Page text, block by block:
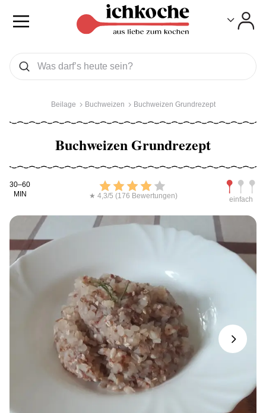
Was wollen Sie suchen
Suchen
Beilage Buchweizen Buchweizen Grundrezept
Buchweizen Grundrezept
Kochdauer
30–60
MIN
Bewerten
★ 4,3/5 (176 Bewertungen) einfach
Next